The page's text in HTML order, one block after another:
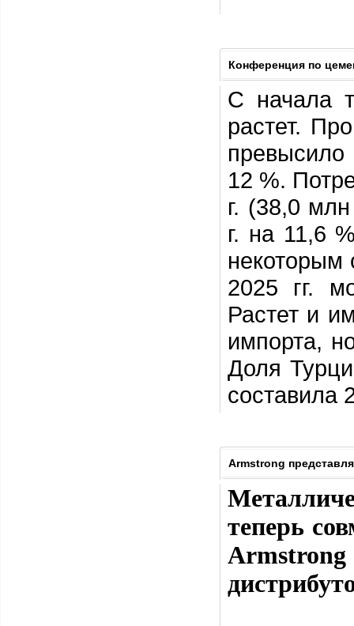
Конференция по
С начала
растет.
превысило
12 %.
г. (38,0
г. на 11,6
некоторым
2025 гг.
Растет и
импорта,
Доля
составила
Armstrong
теперь